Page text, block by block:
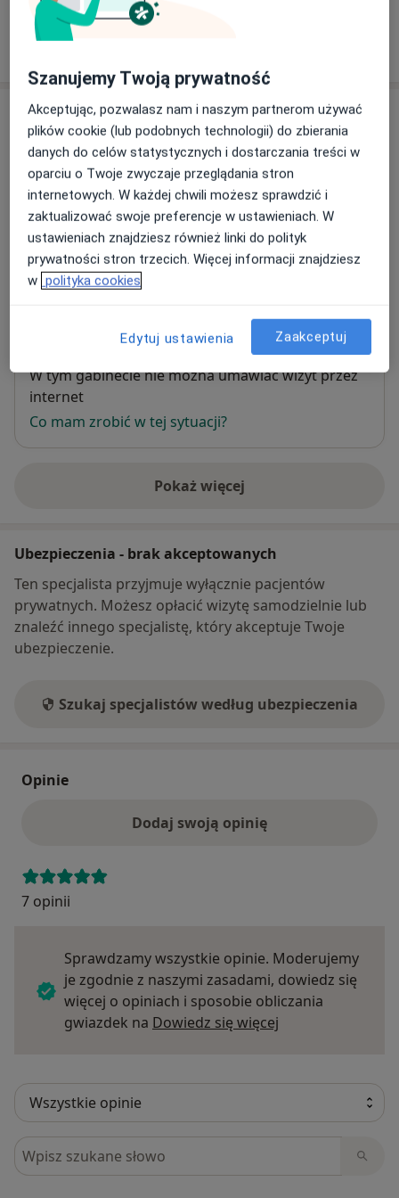
Adresy (3)
Adres 1 Adres 2 Adres 3
Oddział Kliniczny I Kliniki Kardiologii i
Nadciśnienia Tętniczego
Kopernika 17, Grzegórzki, 31-501Kraków
Powiększ mapę
otwiera się w nowej karcie
Dostępność
W tym gabinecie nie można umawiać wizyt przez
internet
Co mam zrobić w tej sytuacji?
Pokaż więcej
o adresie
Ubezpieczenia - brak akceptowanych
Ten specjalista przyjmuje wyłącznie pacjentów
prywatnych. Możesz opłacić wizytę samodzielnie lub
znaleźć innego specjalistę, który akceptuje Twoje
ubezpieczenie.
Szukaj specjalistów według ubezpieczenia
Opinie
Dodaj swoją opinię
7 opinii
Sprawdzamy wszystkie opinie. Moderujemy
je zgodnie z naszymi zasadami, dowiedz się
więcej o opiniach i sposobie obliczania
gwiazdek na Dowiedz się więcej
Szukaj w opiniach
Szanujemy Twoją prywatność
Akceptując, pozwalasz nam i naszym partnerom używać
plików cookie (lub podobnych technologii) do zbierania
danych do celów statystycznych i dostarczania treści w
oparciu o Twoje zwyczaje przeglądania stron
internetowych. W każdej chwili możesz sprawdzić i
zaktualizować swoje preferencje w ustawieniach. W
ustawieniach znajdziesz również linki do polityk
prywatności stron trzecich. Więcej informacji znajdziesz
w polityka cookies
Edytuj ustawienia Zaakceptuj